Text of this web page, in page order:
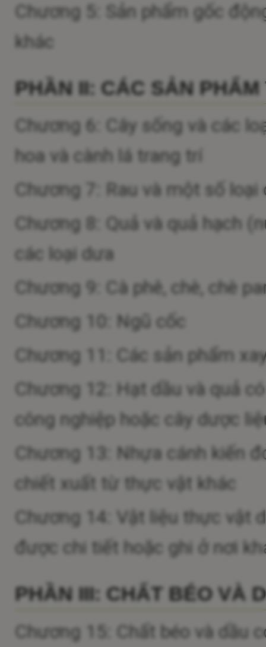
Chương 5: Sản phẩm gốc
khác
PHẦN II: CÁC SẢN
Chương 6: Cây sống và các
hoa và cành lá trang trí
Chương 7: Rau và một số
Chương 8: Quả và quả hạch
các loại dưa
Chương 9: Cà phê, chè, chè
Chương 10: Ngũ cốc
Chương 11: Các sản phẩm
Chương 12: Hạt dầu và quả
công nghiệp hoặc cây dược
Chương 13: Nhựa cánh kiến
chiết xuất từ thực vật khác
Chương 14: Vật liệu thực vật
được chi tiết hoặc ghi ở nơi
PHẦN III: CHẤT BÉO VÀ
Chương 15: Chất béo và dầu